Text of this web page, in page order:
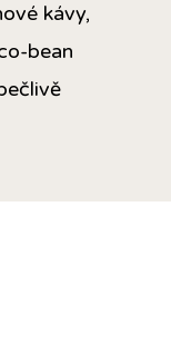
kávy,
bean